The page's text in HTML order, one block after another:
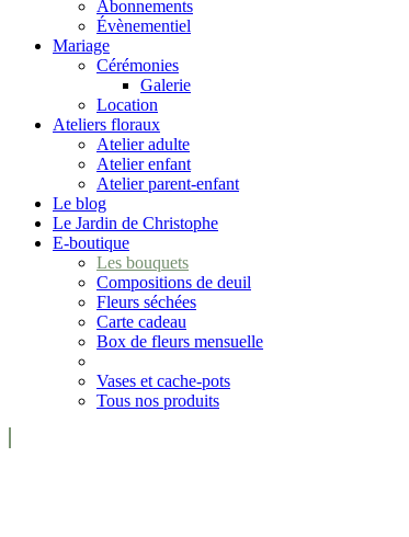
Abonnements
Évènementiel
Mariage
Cérémonies
Galerie
Location
Ateliers floraux
Atelier adulte
Atelier enfant
Atelier parent-enfant
Le blog
Le Jardin de Christophe
E-boutique
Les bouquets
Compositions de deuil
Fleurs séchées
Carte cadeau
Box de fleurs mensuelle
Vases et cache-pots
Tous nos produits